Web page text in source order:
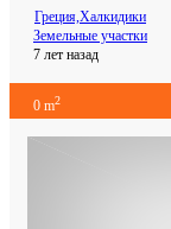
Греция,Халкидики
Земельные участки
7 лет назад
0 m2